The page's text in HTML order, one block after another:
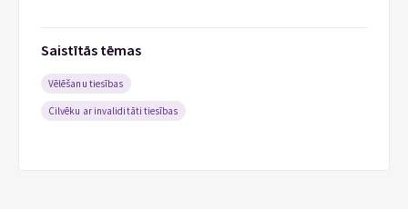
Saistītās tēmas
Vēlēšanu tiesības
Cilvēku ar invaliditāti tiesības